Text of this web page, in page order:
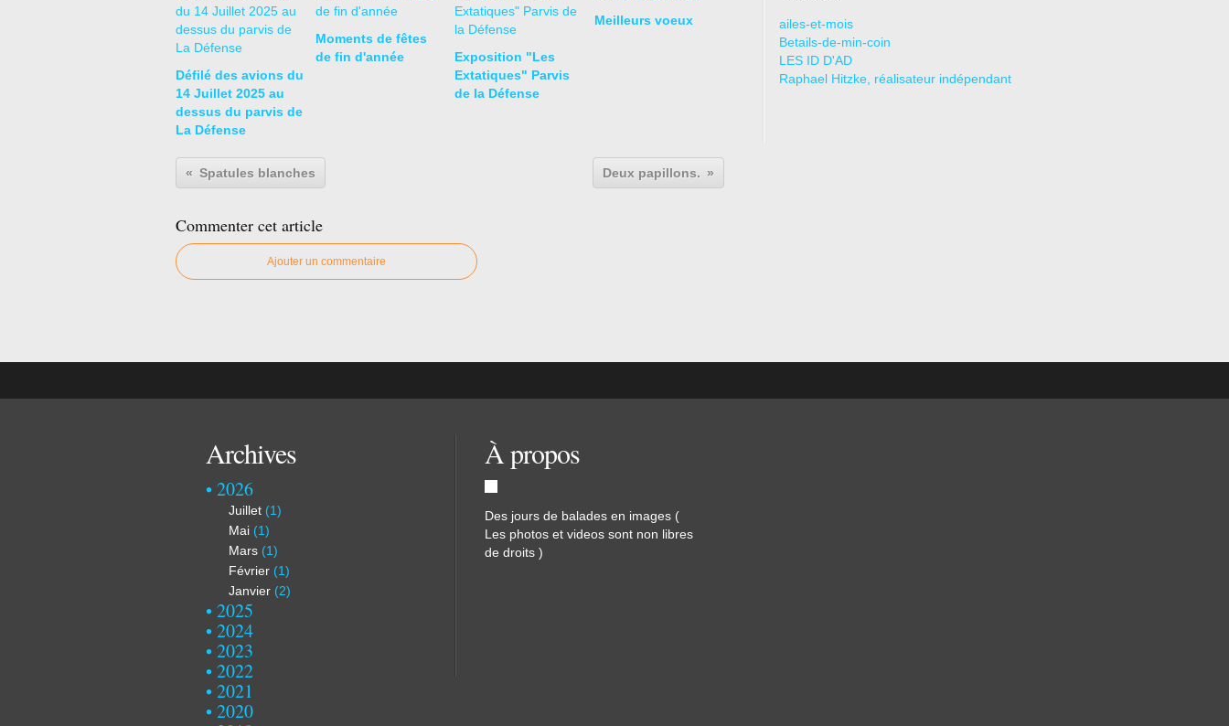
Défilé des avions du
14 Juillet 2025 au
dessus du parvis de
La Défense
Moments de fêtes
de fin d'année
Exposition "Les
Extatiques" Parvis
de la Défense
Meilleurs voeux
Spatules blanches Deux papillons.
Commenter cet article
Ajouter un commentaire
ailes-et-mois
Betails-de-min-coin
LES ID D'AD
Raphael Hitzke, réalisateur indépendant
Archives
2026
Juillet (1)
Mai (1)
Mars (1)
Février (1)
Janvier (2)
2025
2024
2023
2022
2021
2020
À propos
Des jours de balades en images (
Les photos et videos sont non libres
de droits )